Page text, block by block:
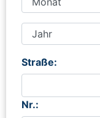
Straße:
Nr.: